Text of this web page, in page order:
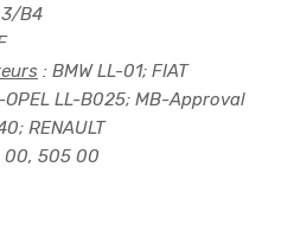
B4
: BMW LL-01; FIAT
LL-B025; MB-Approval
RENAULT
00, 505 00